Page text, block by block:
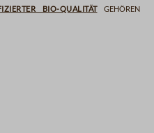
Bio-Qualitätgehören